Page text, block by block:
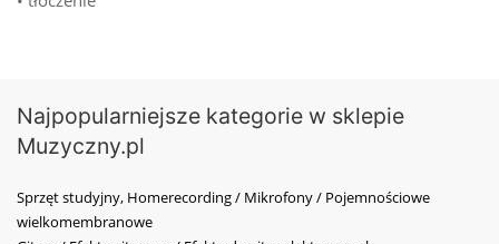
Najpopularniejsze kategorie w sklepie
Muzyczny.pl
Sprzęt studyjny, Homerecording / Mikrofony / Pojemnościowe
wielkomembranowe